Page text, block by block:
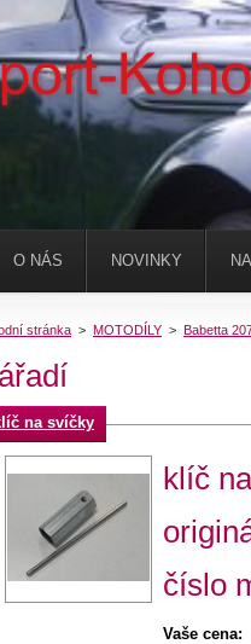
stránka > MOTODÍLY > Babetta
na svíčky
klíč
číslo
Vaše cena:
O NÁS NOVINKY